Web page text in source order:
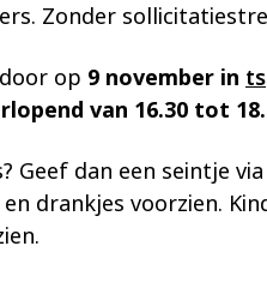
Zonder
op 9 november in
van 16.30 tot
Geef dan een seintje via
drankjes voorzien.